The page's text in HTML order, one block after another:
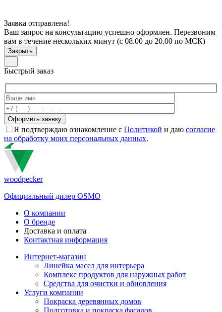
Заявка отправлена!
Ваш запрос на консультацию успешно оформлен. Перезвоним
вам в течение нескольких минут (с 08.00 до 20.00 по МСК)
Закрыть
Быстрый заказ
Я подтверждаю ознакомление с Политикой и даю согласие
на обработку моих персональных данных.
woodpecker
Официальный дилер OSMO
О компании
О бренде
Доставка и оплата
Контактная информация
Интернет-магазин
Линейка масел для интерьера
Комплекс продуктов для наружных работ
Средства для очистки и обновления
Услуги компании
Покраска деревянных домов
Подготовка и покраска фасадов